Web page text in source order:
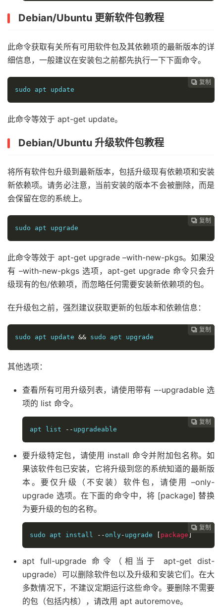
Debian/Ubuntu 更新软件包教程
此命令获取有关所有可用软件包及其依赖项的最新版本的详
细信息，一般建议在安装包之前都先执行一下下面命令。
 复制
 复制
 复制
 复制
 复制
 复制
 复制
 复制
 复制
 复制
 复制
 复制
 复制
 复制
 复制
 复制
 复制
 复制
 复制
sudo apt update
此命令等效于 apt-get update。
Debian/Ubuntu 升级软件包教程
将所有软件包升级到最新版本，包括升级现有依赖项和安装
新依赖项。请务必注意，当前安装的版本不会被删除，而是
会保留在您的系统上。
 复制
 复制
 复制
 复制
 复制
 复制
 复制
 复制
 复制
 复制
 复制
 复制
 复制
 复制
 复制
 复制
 复制
 复制
sudo apt upgrade
此命令等效于 apt-get upgrade –with-new-pkgs。如果没
有 –with-new-pkgs 选项，apt-get upgrade 命令只会升
级现有的包/依赖项，而忽略任何需要安装新依赖项的包。
在升级包之前，强烈建议获取更新的包版本和依赖信息：
 复制
 复制
 复制
 复制
 复制
 复制
 复制
 复制
 复制
 复制
 复制
 复制
 复制
 复制
 复制
 复制
 复制
sudo apt update && sudo apt upgrade
其他选项：
查看所有可用升级列表，请使用带有 –-upgradable 选
项的 list 命令。
 复制
 复制
 复制
 复制
 复制
 复制
 复制
 复制
 复制
 复制
 复制
 复制
 复制
 复制
 复制
 复制
apt list
-- upgradeable
要升级特定包，请使用 install 命令并附加包名称。如
果该软件包已安装，它将升级到您的系统知道的最新版
本。要仅升级（不安装）软件包，请使用 –only-
upgrade 选项。在下面的命令中，将 [package] 替换
为要升级的包的名称。
 复制
 复制
 复制
 复制
 复制
 复制
 复制
 复制
 复制
 复制
 复制
 复制
 复制
 复制
 复制
sudo apt install
-- only- upgrade [ package ]
apt full-upgrade 命令（相当于 apt-get dist-
upgrade）可以删除软件包以及升级和安装它们。在大
多数情况下，不建议定期运行这些命令。要删除不需要
的包（包括内核），请改用 apt autoremove。